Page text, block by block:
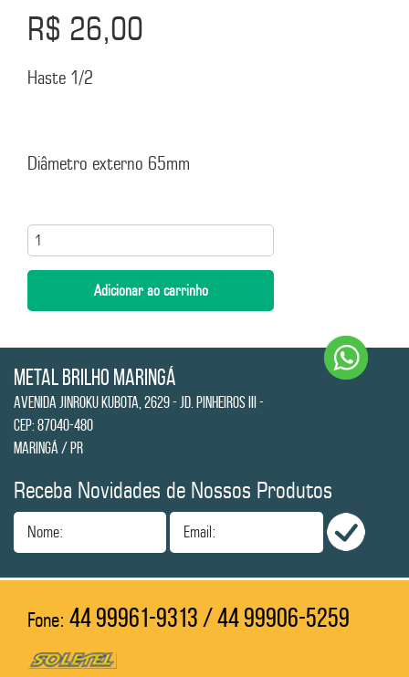
R$ 26,00
Haste 1/2
Diâmetro externo 65mm
Metal Brilho Maringá
Avenida Jinroku Kubota, 2629 - Jd. Pinheiros III -
CEP: 87040-480
Maringá / PR
Receba Novidades de Nossos Produtos
Nome: Email:
Fone: 44 99961-9313 / 44 99906-5259